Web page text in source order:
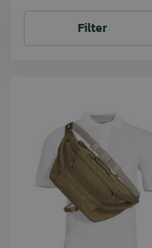
FilterFilter